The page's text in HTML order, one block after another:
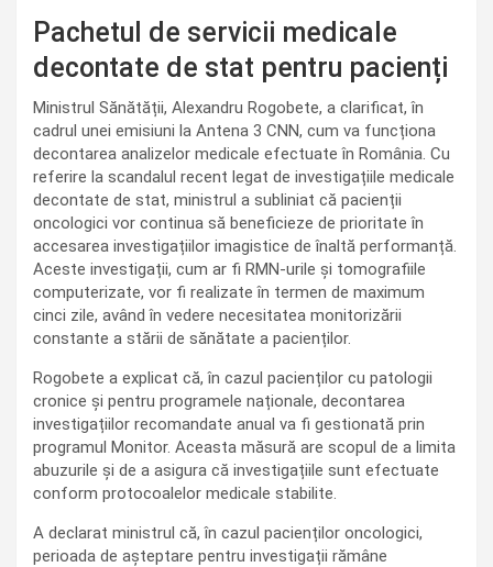
Pachetul de servicii medicale
decontate de stat pentru pacienți
Ministrul Sănătății, Alexandru Rogobete, a clarificat, în
cadrul unei emisiuni la Antena 3 CNN, cum va funcționa
decontarea analizelor medicale efectuate în România. Cu
referire la scandalul recent legat de investigațiile medicale
decontate de stat, ministrul a subliniat că pacienții
oncologici vor continua să beneficieze de prioritate în
accesarea investigațiilor imagistice de înaltă performanță.
Aceste investigații, cum ar fi RMN-urile și tomografiile
computerizate, vor fi realizate în termen de maximum
cinci zile, având în vedere necesitatea monitorizării
constante a stării de sănătate a pacienților.
Rogobete a explicat că, în cazul pacienților cu patologii
cronice și pentru programele naționale, decontarea
investigațiilor recomandate anual va fi gestionată prin
programul Monitor. Aceasta măsură are scopul de a limita
abuzurile și de a asigura că investigațiile sunt efectuate
conform protocoalelor medicale stabilite.
A declarat ministrul că, în cazul pacienților oncologici,
perioada de așteptare pentru investigații rămâne